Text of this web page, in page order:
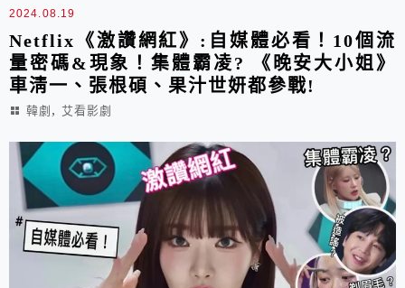
2024.08.19
Netflix《激讚網紅》:自媒體必看！10個流
量密碼&現象！集體霸凌? 《晚安大小姐》
車淸一、張根碩、果汁世妍都參戰!
韓劇 , 艾看影劇